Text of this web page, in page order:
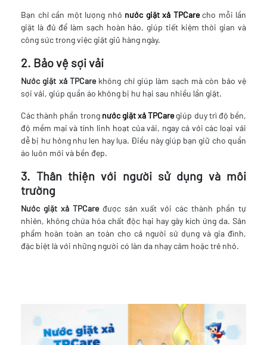
Bạn chỉ cần một lượng nhỏ nước giặt xả TPCarecho mỗi lần
giặt là đủ để làm sạch hoàn hảo, giúp tiết kiệm thời gian và
công sức trong việc giặt giũ hàng ngày.
2. Bảo vệ sợi vải
Nước giặt xả TPCarekhông chỉ giúp làm sạch mà còn bảo vệ
sợi vải, giúp quần áo không bị hư hại sau nhiều lần giặt.
Các thành phần trong nước giặt xả TPCaregiúp duy trì độ bền,
độ mềm mại và tính linh hoạt của vải, ngay cả với các loại vải
dễ bị hư hỏng như len hay lụa. Điều này giúp bạn giữ cho quần
áo luôn mới và bền đẹp.
3. Thân thiện với người sử dụng và môi
trường
Nước giặt xả TPCaređược sản xuất với các thành phần tự
nhiên, không chứa hóa chất độc hại hay gây kích ứng da. Sản
phẩm hoàn toàn an toàn cho cả người sử dụng và gia đình,
đặc biệt là với những người có làn da nhạy cảm hoặc trẻ nhỏ.